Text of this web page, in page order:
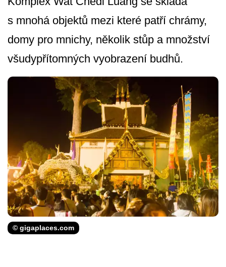
s mnohá objektů mezi které patří chrámy,
domy pro mnichy, několik stůp a množství
všudypřítomných vyobrazení budhů.
© gigaplaces.com